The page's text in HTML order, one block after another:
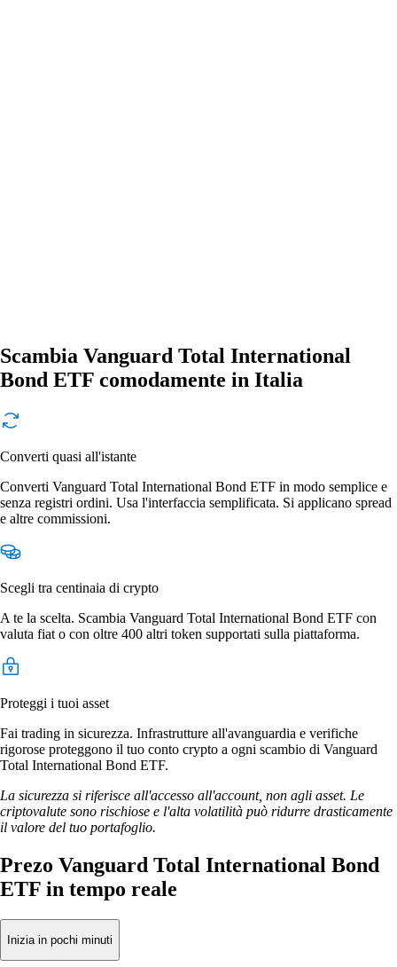
Scambia Vanguard Total International
Bond ETF comodamente in Italia
Converti quasi all'istante
Converti Vanguard Total International Bond ETF in modo semplice e
senza registri ordini. Usa l'interfaccia semplificata. Si applicano spread
e altre commissioni.
Scegli tra centinaia di crypto
A te la scelta. Scambia Vanguard Total International Bond ETF con
valuta fiat o con oltre 400 altri token supportati sulla piattaforma.
Proteggi i tuoi asset
Fai trading in sicurezza. Infrastrutture all'avanguardia e verifiche
rigorose proteggono il tuo conto crypto a ogni scambio di Vanguard
Total International Bond ETF.
La sicurezza si riferisce all'accesso all'account, non agli asset. Le
criptovalute sono rischiose e l'alta volatilità può ridurre drasticamente
il valore del tuo portafoglio.
Prezo Vanguard Total International Bond
ETF in tempo reale
Inizia in pochi minuti